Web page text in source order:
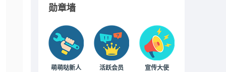
勋章墙
萌萌哒新人 活跃会员 宣传大使